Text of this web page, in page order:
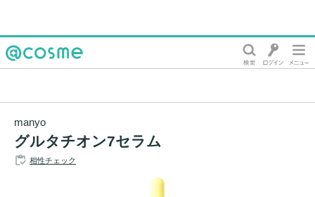
manyo
グルタチオン7セラム
相性チェック